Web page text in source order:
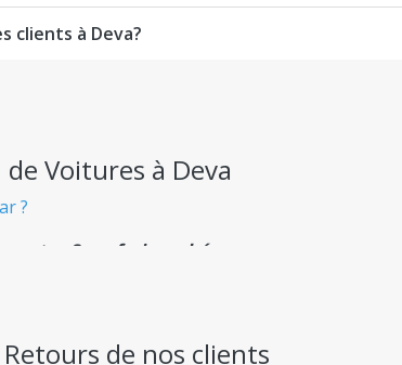
clients à Deva?
Voitures à Deva
?
- Sans frais cachés
de nos clients